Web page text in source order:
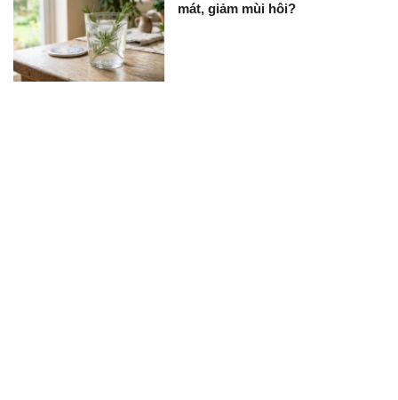
mát, giảm mùi hôi?